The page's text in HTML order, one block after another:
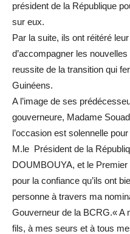
président de la République
sur eux.
Par la suite, ils ont réitéré
d’accompagner les
reussite de la transition qui
Guinéens.
A l’image de ses
gouverneure, Madame
l’occasion est solennelle
M.le Président de la
DOUMBOUYA, et le
pour la confiance qu’ils ont
personne à travers ma
Gouverneur de la BCRG.« A
fils, à mes seurs et à tous